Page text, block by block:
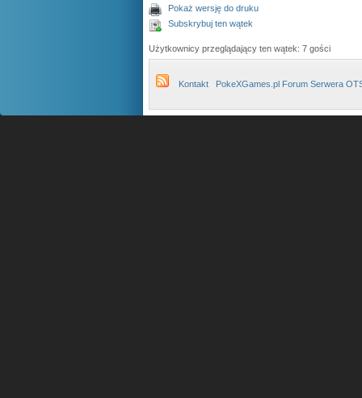
Pokaż wersję do druku
Subskrybuj ten wątek
Użytkownicy przeglądający ten wątek: 7 gości
Kontakt PokeXGames.pl Forum Serwera